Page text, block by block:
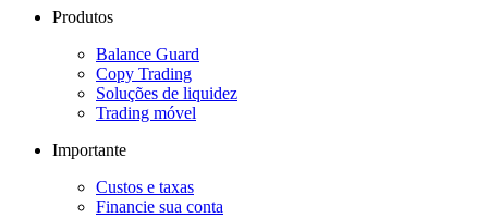
Produtos
Balance Guard
Copy Trading
Soluções de liquidez
Trading móvel
Importante
Custos e taxas
Financie sua conta